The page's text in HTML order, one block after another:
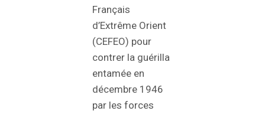
Français
d’Extrême Orient
(CEFEO) pour
contrer la guérilla
entamée en
décembre 1946
par les forces